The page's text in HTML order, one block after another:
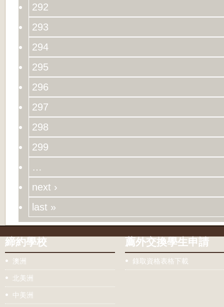
292
293
294
295
296
297
298
299
…
next ›
last »
締約學校
澳洲
北美洲
中美洲
薦外交換學生申請
錄取資格表格下載